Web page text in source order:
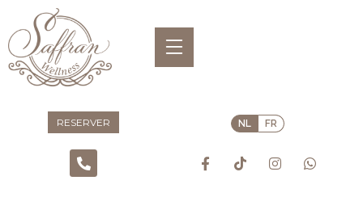
RESERVER NL FR